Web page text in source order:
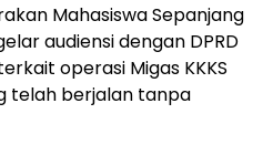
Mahasiswa Sepanjang
audiensi dengan DPRD
operasi Migas KKKS
telah berjalan tanpa